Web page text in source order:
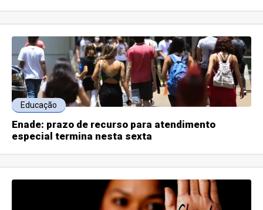
Educação
Enade: prazo de recurso para atendimento
especial termina nesta sexta